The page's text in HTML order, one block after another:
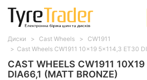
CAST WHEELS CW1911
DIA66,1 (MATT BRONZE)
Диски Cast Wheels
CW1911
Cast Wheels CW1911 10x19 5x114,3 ET30